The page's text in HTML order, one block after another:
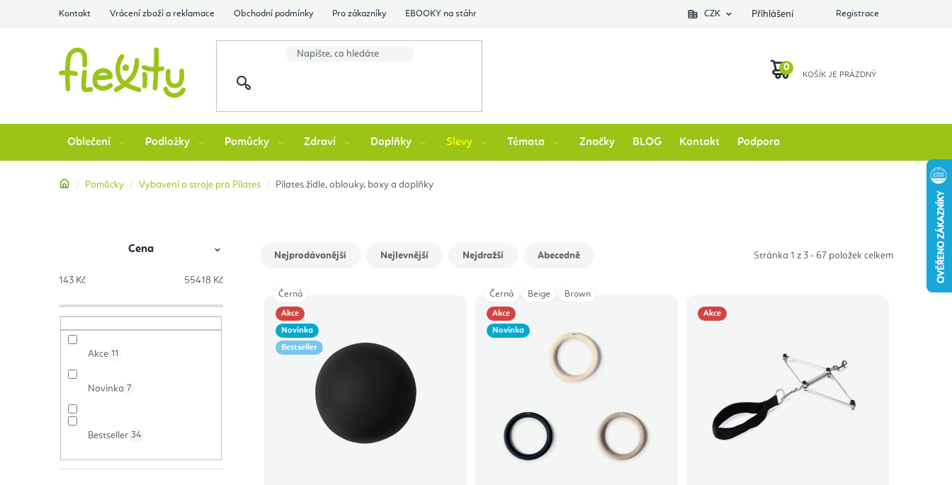
Kontakt Vrácení zboží a reklamace Obchodní podmínky Pro zákazníky EBOOKY na stáhnutí Podlozkynajogu.cz Zkontrolovat stav objednávky O nás
CZK Přihlášení Registrace
KOŠÍK
Oblečení Podložky Pomůcky Zdraví Doplňky Slevy Témata Značky BLOG Kontakt Podpora
DomůPomůcky Vybavení a stroje pro Pilates Pilates židle, oblouky, boxy a doplňky
o
s
t
n
í
Cena
143 Kč 55418 Kč
Akce 11
Novinka 7
Bestseller 34
Stránka 1 z 3 - 67 položek celkem
Nejprodávanější Nejlevnější Nejdražší Abecedně
Akce
Novinka
Bestseller
Černá
Akce
Novinka
Černá Beige Brown
Akce